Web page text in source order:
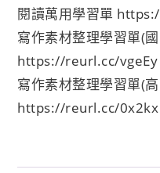
閱讀萬用學習單
寫作素材整理學習單(
https://reurl.cc/vgeEy
寫作素材整理學習單(
https://reurl.cc/0x2kx